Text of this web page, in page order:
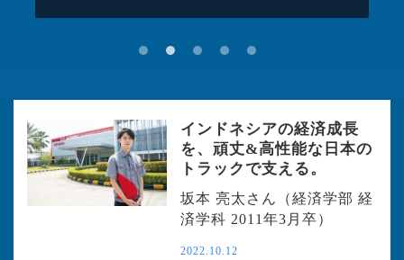
インドネシアの経済成長
を、頑丈&高性能な日本の
トラックで支える。
坂本 亮太さん（経済学部 経
済学科 2011年3月卒）
2022.10.12